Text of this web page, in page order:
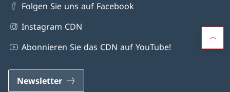
Folgen Sie uns auf Facebook
Instagram CDN
Abonnieren Sie das CDN auf YouTube!
Newsletter